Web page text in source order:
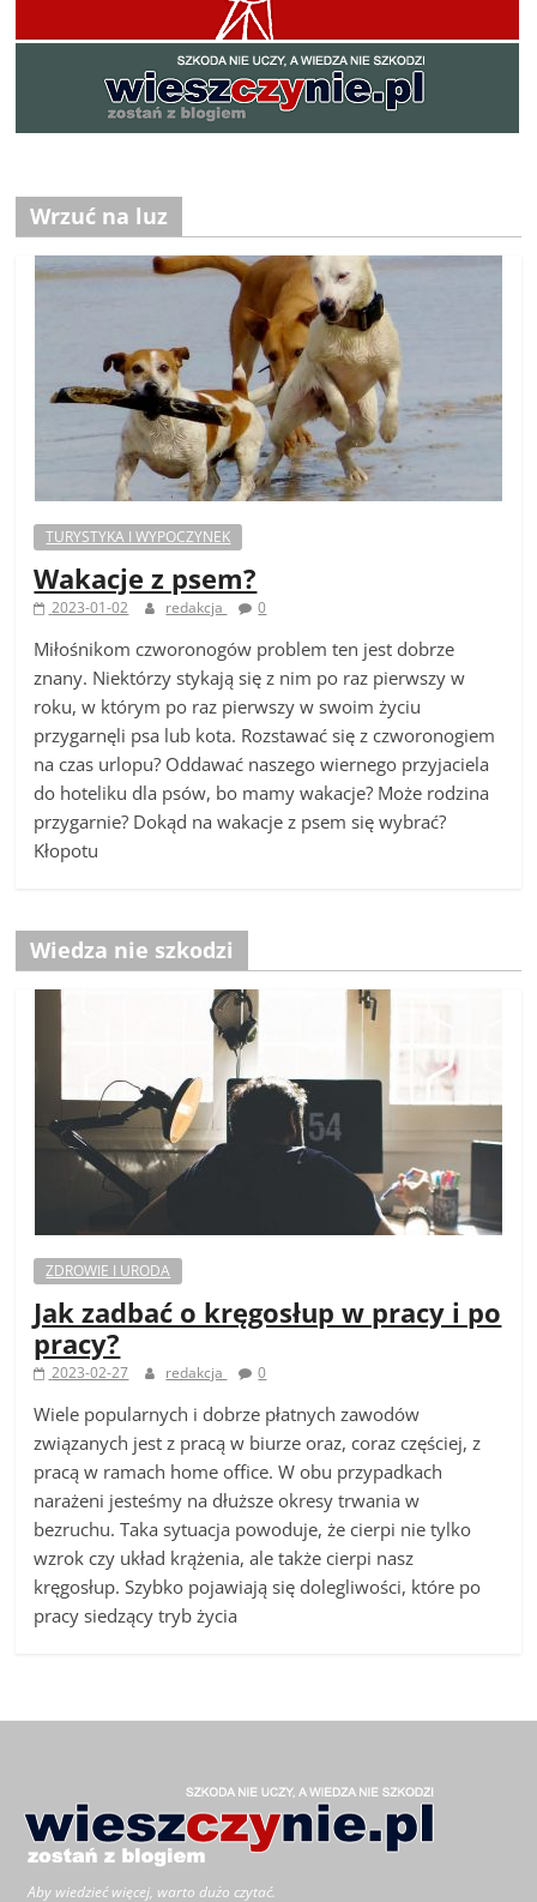
Wrzuć na luz
TURYSTYKA I WYPOCZYNEK
Wakacje z psem?
2023-01-02 redakcja 0
Miłośnikom czworonogów problem ten jest dobrze
znany. Niektórzy stykają się z nim po raz pierwszy w
roku, w którym po raz pierwszy w swoim życiu
przygarnęli psa lub kota. Rozstawać się z czworonogiem
na czas urlopu? Oddawać naszego wiernego przyjaciela
do hoteliku dla psów, bo mamy wakacje? Może rodzina
przygarnie? Dokąd na wakacje z psem się wybrać?
Kłopotu
Wiedza nie szkodzi
ZDROWIE I URODA
Jak zadbać o kręgosłup w pracy i po
pracy?
2023-02-27 redakcja 0
Wiele popularnych i dobrze płatnych zawodów
związanych jest z pracą w biurze oraz, coraz częściej, z
pracą w ramach home office. W obu przypadkach
narażeni jesteśmy na dłuższe okresy trwania w
bezruchu. Taka sytuacja powoduje, że cierpi nie tylko
wzrok czy układ krążenia, ale także cierpi nasz
kręgosłup. Szybko pojawiają się dolegliwości, które po
pracy siedzący tryb życia
Aby wiedzieć więcej, warto dużo czytać.